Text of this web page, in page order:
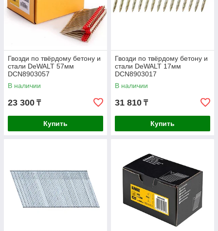
Гвозди по твёрдому бетону и
стали DeWALT 57мм
DCN8903057
В наличии
23 300 ₸
Купить
Гвозди по твёрдому бетону и
стали DeWALT 17мм
DCN8903017
В наличии
31 810 ₸
Купить